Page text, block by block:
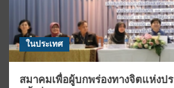
ในประเทศ
สมาคมเพื่อผู้บกพร่องทางจิตแห่งป